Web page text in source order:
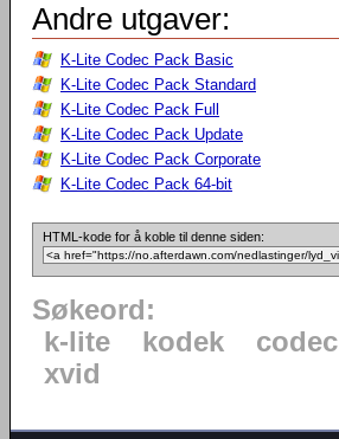
Andre utgaver:
K-Lite Codec Pack Basic
K-Lite Codec Pack Standard
K-Lite Codec Pack Full
K-Lite Codec Pack Update
K-Lite Codec Pack Corporate
K-Lite Codec Pack 64-bit
HTML-kode for å koble til denne siden:
Søkeord:
k-lite
kodek codec
xvid